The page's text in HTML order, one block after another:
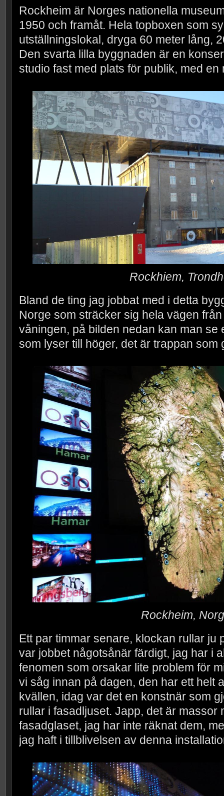
Rockheim är Norges nationella
1950 och framåt. Hela topboxen som
utställningslokal, dryga 60 meter lång,
Den svarta lilla byggnaden är en
studio fast med plats för publik, med en
Rockhiem,
Bland de ting jag jobbat med i detta
Norge som sträcker sig hela vägen
våningen, på bilden nedan kan man se
som lyser till höger, det är trappan som
Rockheim,
Ett par timmar senare, klockan rullar ju
var jobbet någotsånär färdigt, jag har i
fenomen som orsakar lite problem för
vi såg innan på dagen, den har ett helt
kvällen, idag var det en konstnär som
rullar i fasadljuset. Japp, det är massor
fasadglaset, jag har inte räknat dem,
jag haft i tillblivelsen av denna